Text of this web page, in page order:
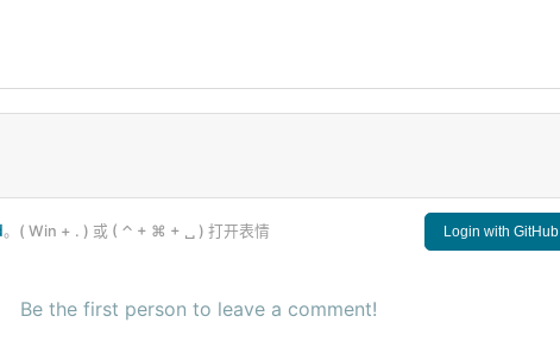
Login with GitHub
Be the first person to leave a comment!